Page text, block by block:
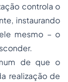
controla o
instaurando
mesmo – o
de que o
realização de